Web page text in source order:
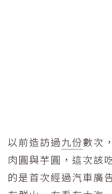
以前造訪過九份數次
肉圓與芋圓，這次該
的是首次經過汽車廣